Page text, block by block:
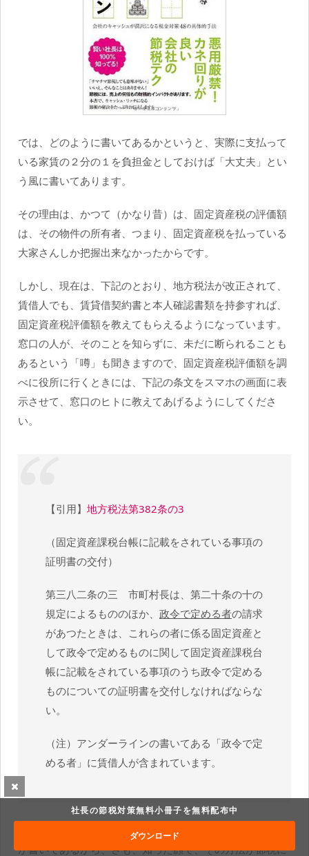
では、どのように書いてあるかというと、実際に支払って
いる家賃の２分の１を負担金としておけば「大丈夫」とい
う風に書いてあります。
その理由は、かつて（かなり昔）は、固定資産税の評価額
は、その物件の所有者、つまり、固定資産税を払っている
大家さんしか把握出来なかったからです。
しかし、現在は、下記のとおり、地方税法が改正されて、
賃借人でも、賃貸借契約書と本人確認書類を持参すれば、
固定資産税評価額を教えてもらえるようになっています。
窓口の人が、そのことを知らずに、未だに断られることも
あるという「噂」も聞きますので、固定資産税評価額を調
べに役所に行くときには、下記の条文をスマホの画面に表
示させて、窓口のヒトに教えてあげるようにしてくださ
い。
【引用】 地方税法第382条の3
（固定資産課税台帳に記載をされている事項の
証明書の交付）
第三八二条の三 市町村長は、第二十条の十の
規定によるもののほか、 政令で定める者の請求
があつたときは、これらの者に係る固定資産と
して政令で定めるものに関して固定資産課税台
帳に記載をされている事項のうち政令で定める
ものについての証明書を交付しなければならな
い。
（注）アンダーラインの書いてある「政令で定
める者」に賃借人が含まれています。
ベテラン税理士に「通達には固定資産税評価額を使う方法
が書いてあるから、さも、知った顔で、その方法が節税に
社長の節税対策無料小冊子を無料配布中
ダウンロード